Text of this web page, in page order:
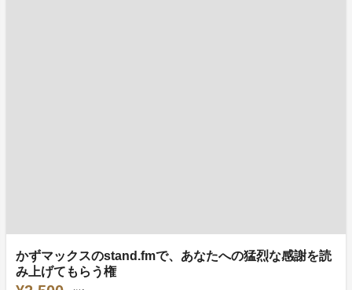
かずマックスのstand.fmで、あなたへの猛烈な感謝を読
み上げてもらう権